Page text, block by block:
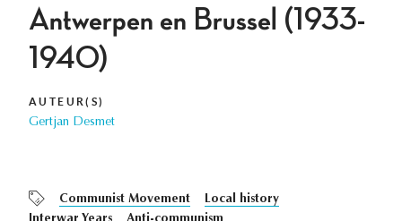
Antwerpen en Brussel (1933-
1940)
AUTEUR(S)
Gertjan Desmet
Communist Movement
Local history